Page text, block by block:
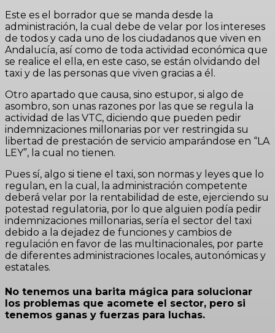
Este es el borrador que se manda desde la
administración, la cual debe de velar por los intereses
de todos y cada uno de los ciudadanos que viven en
Andalucía, así como de toda actividad económica que
se realice el ella, en este caso, se están olvidando del
taxi y de las personas que viven gracias a él.
Otro apartado que causa, sino estupor, si algo de
asombro, son unas razones por las que se regula la
actividad de las VTC, diciendo que pueden pedir
indemnizaciones millonarias por ver restringida su
libertad de prestación de servicio amparándose en “LA
LEY”, la cual no tienen.
Pues sí, algo si tiene el taxi, son normas y leyes que lo
regulan, en la cual, la administración competente
deberá velar por la rentabilidad de este, ejerciendo su
potestad regulatoria, por lo que alguien podía pedir
indemnizaciones millonarias, sería el sector del taxi
debido a la dejadez de funciones y cambios de
regulación en favor de las multinacionales, por parte
de diferentes administraciones locales, autonómicas y
estatales.
No tenemos una barita mágica para solucionar
los problemas que acomete el sector, pero si
tenemos ganas y fuerzas para luchas.